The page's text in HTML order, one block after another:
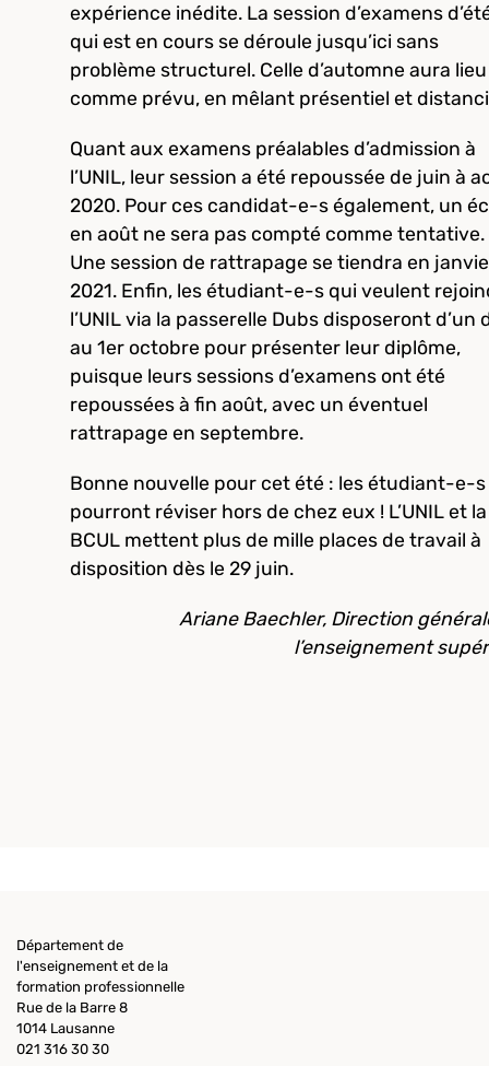
expérience inédite. La session d’examens
qui est en cours se déroule jusqu’ici sans
problème structurel. Celle d’automne aura lieu
comme prévu, en mêlant présentiel et
Quant aux examens préalables d’admission à
l’UNIL, leur session a été repoussée de juin à
2020. Pour ces candidat-e-s également, un
en août ne sera pas compté comme tentative.
Une session de rattrapage se tiendra en
2021. Enfin, les étudiant-e-s qui veulent
l’UNIL via la passerelle Dubs disposeront d’un
au 1er octobre pour présenter leur diplôme,
puisque leurs sessions d’examens ont été
repoussées à fin août, avec un éventuel
rattrapage en septembre.
Bonne nouvelle pour cet été : les étudiant-e-s
pourront réviser hors de chez eux ! L’UNIL et la
BCUL mettent plus de mille places de travail à
disposition dès le 29 juin.
Ariane Baechler, Direction
l’enseignement
Département de
l'enseignement et de la
formation professionnelle
Rue de la Barre 8
1014 Lausanne
021 316 30 30